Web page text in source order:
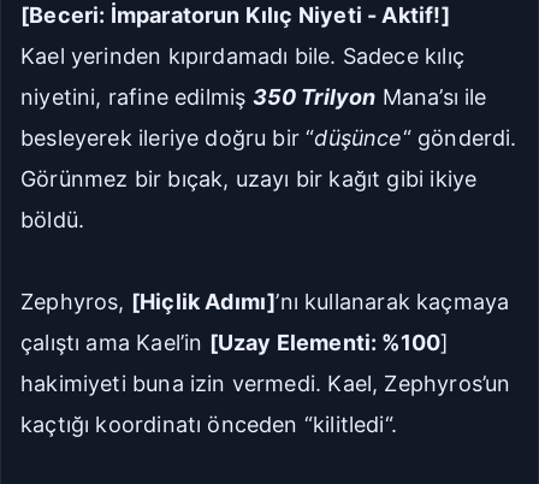
[Beceri: İmparatorun Kılıç Niyeti - Aktif!]
Kael yerinden kıpırdamadı bile. Sadece kılıç
niyetini, rafine edilmiş 350 Trilyon Mana’sı ile
besleyerek ileriye doğru bir “düşünce“ gönderdi.
Görünmez bir bıçak, uzayı bir kağıt gibi ikiye
böldü.
Zephyros, [Hiçlik Adımı]’nı kullanarak kaçmaya
çalıştı ama Kael’in [Uzay Elementi: %100]
hakimiyeti buna izin vermedi. Kael, Zephyros’un
kaçtığı koordinatı önceden “kilitledi“.